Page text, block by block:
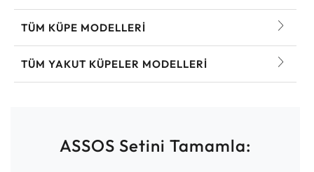
TÜM KÜPE MODELLERI
TÜM YAKUT KÜPELER MODELLERI
ASSOS Setini Tamamla: